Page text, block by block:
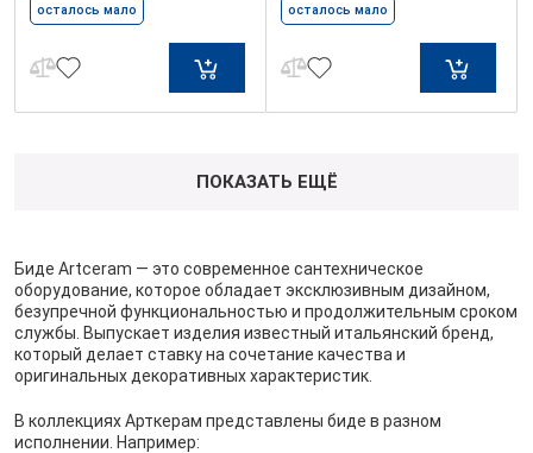
осталось мало осталось мало
ПОКАЗАТЬ ЕЩЁ
Биде Artceram ― это современное сантехническое
оборудование, которое обладает эксклюзивным дизайном,
безупречной функциональностью и продолжительным сроком
службы. Выпускает изделия известный итальянский бренд,
который делает ставку на сочетание качества и
оригинальных декоративных характеристик.
В коллекциях Арткерам представлены биде в разном
исполнении. Например: